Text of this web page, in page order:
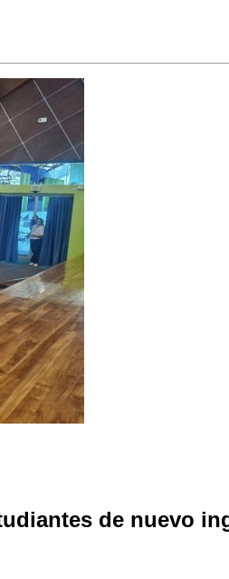
de nuevo